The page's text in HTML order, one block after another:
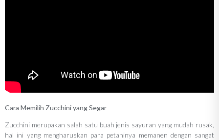
Cara Memilih Zucchini yang Segar
Zucchini merupakan salah satu buah jenis sayuran yang mudah rusak,
hal ini yang mengharuskan para petaninya memanen dengan sangat